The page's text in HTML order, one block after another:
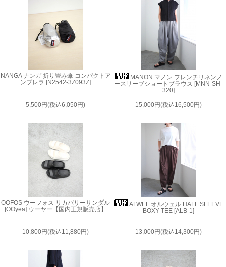
NANGA ナンガ 折り畳み傘 コンパクトア
ンブレラ [N2542-3Z093Z]
5,500円(税込6,050円)
MANON マノン フレンチリネンノ
ースリーブショートブラウス [MNN-SH-
320]
15,000円(税込16,500円)
OOFOS ウーフォス リカバリーサンダル
[OOyea] ウーヤー【国内正規販売店】
10,800円(税込11,880円)
ALWEL オルウェル HALF SLEEVE
BOXY TEE [ALB-1]
13,000円(税込14,300円)